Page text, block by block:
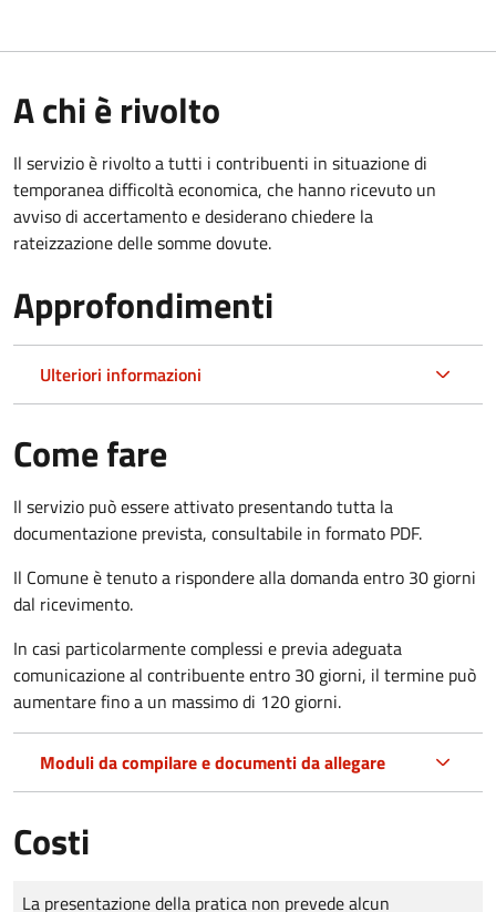
A chi è rivolto
Il servizio è rivolto a tutti i contribuenti in situazione di
temporanea difficoltà economica, che hanno ricevuto un
avviso di accertamento e desiderano chiedere la
rateizzazione delle somme dovute.
Approfondimenti
Ulteriori informazioni
Come fare
Il servizio può essere attivato presentando tutta la
documentazione prevista, consultabile in formato PDF.
Il Comune è tenuto a rispondere alla domanda entro 30 giorni
dal ricevimento.
In casi particolarmente complessi e previa adeguata
comunicazione al contribuente entro 30 giorni, il termine può
aumentare fino a un massimo di 120 giorni.
Moduli da compilare e documenti da allegare
Costi
Tipo di pagamento
Importo
La presentazione della pratica non prevede alcun